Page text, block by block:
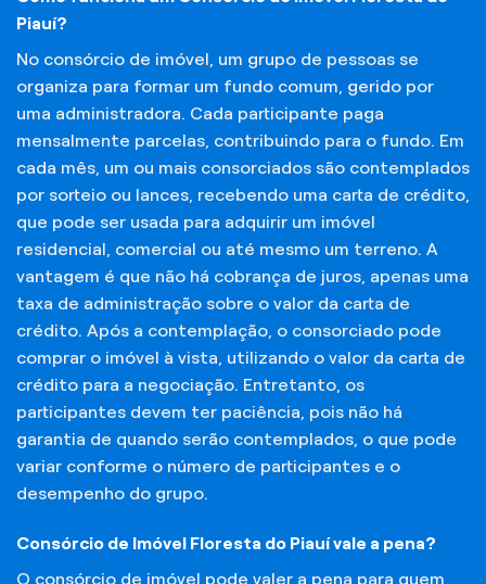
Piauí?
No consórcio de imóvel, um grupo de pessoas se
organiza para formar um fundo comum, gerido por
uma administradora. Cada participante paga
mensalmente parcelas, contribuindo para o fundo. Em
cada mês, um ou mais consorciados são contemplados
por sorteio ou lances, recebendo uma carta de crédito,
que pode ser usada para adquirir um imóvel
residencial, comercial ou até mesmo um terreno. A
vantagem é que não há cobrança de juros, apenas uma
taxa de administração sobre o valor da carta de
crédito. Após a contemplação, o consorciado pode
comprar o imóvel à vista, utilizando o valor da carta de
crédito para a negociação. Entretanto, os
participantes devem ter paciência, pois não há
garantia de quando serão contemplados, o que pode
variar conforme o número de participantes e o
desempenho do grupo.
Consórcio de Imóvel Floresta do Piauí vale a pena?
O consórcio de imóvel pode valer a pena para quem